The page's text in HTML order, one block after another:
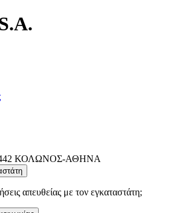
ΚΟΛΩΝΟΣ-ΑΘΗΝΑ
απευθείας με τον εγκαταστάτη;